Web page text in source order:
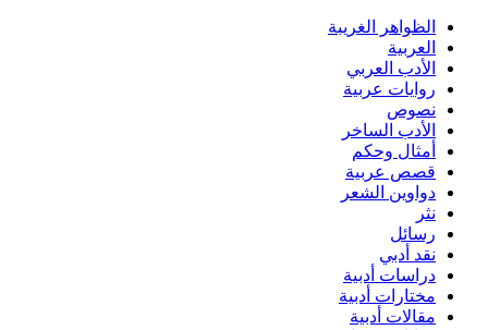
الظواهر الغريبة‏
العربية
الأدب العربي
روايات عربية
نصوص
الأدب الساخر
أمثال وحكم
قصص عربية
دواوين الشعر
نثر
رسائل
نقد أدبي
دراسات أدبية
مختارات أدبية
مقالات أدبية